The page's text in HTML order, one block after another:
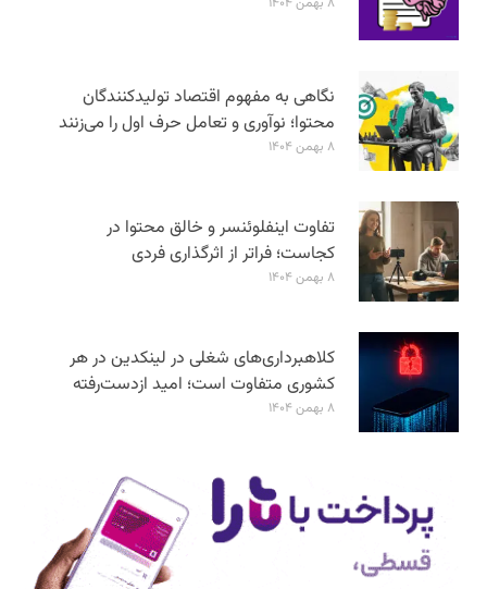
نگاهی به مفهوم اقتصاد تولیدکنندگان
محتوا؛ نوآوری و تعامل حرف اول را می‌زنند
۸ بهمن ۱۴۰۴
تفاوت اینفلوئنسر و خالق محتوا در
کجاست؛ فراتر از اثرگذاری فردی
۸ بهمن ۱۴۰۴
کلاهبرداری‌های شغلی در لینکدین در هر
کشوری متفاوت است؛ امید ازدست‌رفته
۸ بهمن ۱۴۰۴